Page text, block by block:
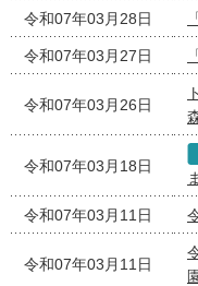
令和07年03月28日
令和07年03月27日
令和07年03月26日
令和07年03月18日
令和07年03月11日
令和07年03月11日